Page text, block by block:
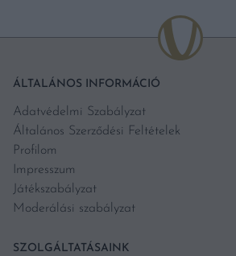
ÁLTALÁNOS INFORMÁCIÓ
Adatvédelmi Szabályzat
Általános Szerződési Feltételek
Profilom
Impresszum
Játékszabályzat
Moderálási szabályzat
SZOLGÁLTATÁSAINK